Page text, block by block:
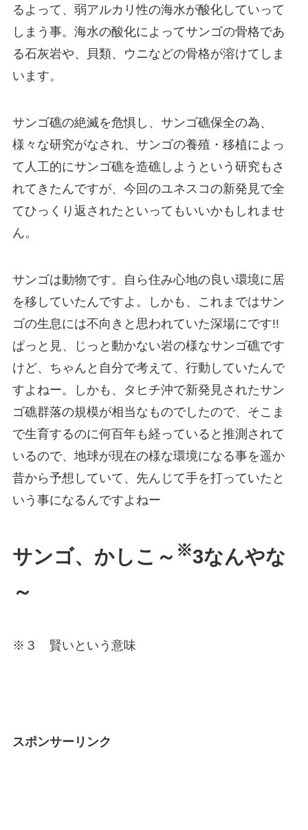
るよって、弱アルカリ性の海水が酸化していって
しまう事。海水の酸化によってサンゴの骨格であ
る石灰岩や、貝類、ウニなどの骨格が溶けてしま
います。
サンゴ礁の絶滅を危惧し、サンゴ礁保全の為、
様々な研究がなされ、サンゴの養殖・移植によっ
て人工的にサンゴ礁を造礁しようという研究もさ
れてきたんですが、今回のユネスコの新発見で全
てひっくり返されたといってもいいかもしれませ
ん。
サンゴは動物です。自ら住み心地の良い環境に居
を移していたんですよ。しかも、これまではサン
ゴの生息には不向きと思われていた深場にです!!
ぱっと見、じっと動かない岩の様なサンゴ礁です
けど、ちゃんと自分で考えて、行動していたんで
すよねー。しかも、タヒチ沖で新発見されたサン
ゴ礁群落の規模が相当なものでしたので、そこま
で生育するのに何百年も経っていると推測されて
いるので、地球が現在の様な環境になる事を遥か
昔から予想していて、先んじて手を打っていたと
いう事になるんですよねー
サンゴ、かしこ～ ※3なんやな
～
※３ 賢いという意味
スポンサーリンク